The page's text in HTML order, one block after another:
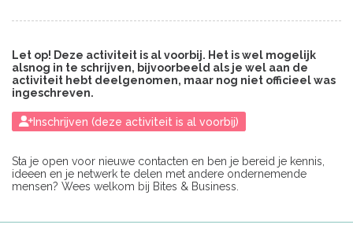
Let op! Deze activiteit is al voorbij. Het is wel mogelijk
alsnog in te schrijven, bijvoorbeeld als je wel aan de
activiteit hebt deelgenomen, maar nog niet officieel was
ingeschreven.
Inschrijven (deze activiteit is al voorbij)
Sta je open voor nieuwe contacten en ben je bereid je kennis,
ideeen en je netwerk te delen met andere ondernemende
mensen? Wees welkom bij Bites & Business.